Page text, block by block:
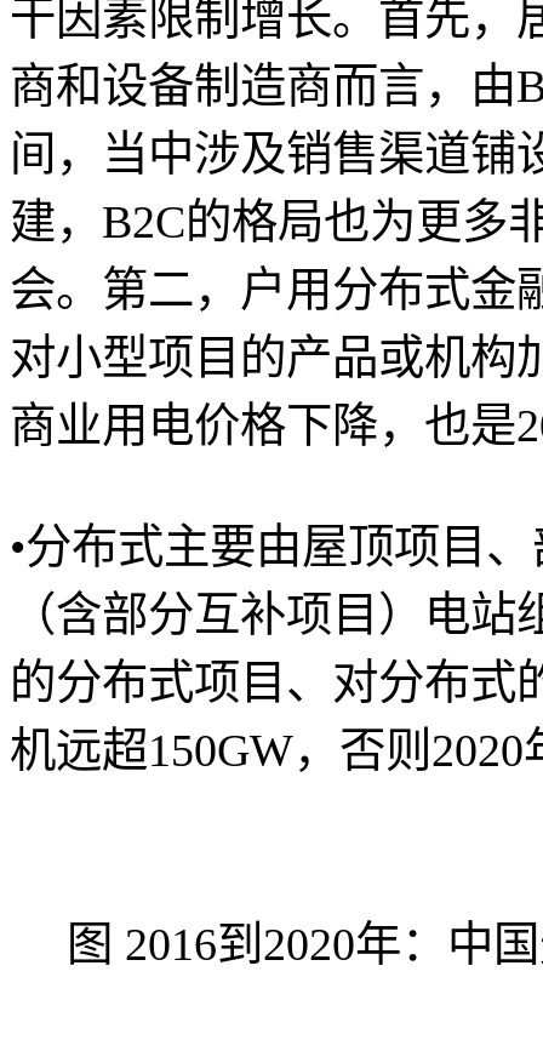
干因素限制增长。首先，
商和设备制造商而言，由
间，当中涉及销售渠道铺
建，B2C的格局也为更多
会。第二，户用分布式金
对小型项目的产品或机构
商业用电价格下降，也是
•分布式主要由屋顶项目
（含部分互补项目）电
的分布式项目、对分布式
机远超150GW，否则
图 2016到2020年：中